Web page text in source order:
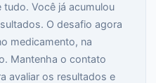
Você já acumulou
O desafio agora
medicamento, na
Mantenha o contato
avaliar os resultados e